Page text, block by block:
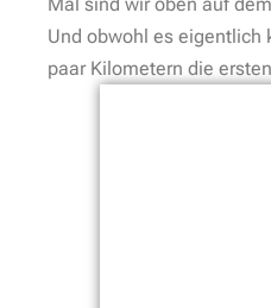
Und obwohl es eigentlich
paar Kilometern die